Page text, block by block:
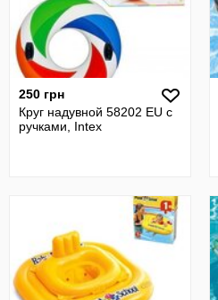
250 грн
Круг надувной 58202 EU с
ручками, Intex